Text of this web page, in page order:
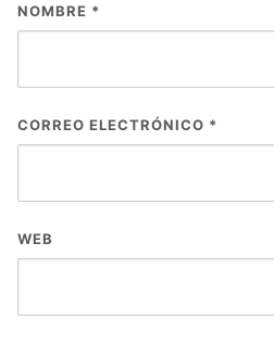
NOMBRE *
CORREO ELECTRÓNICO *
WEB